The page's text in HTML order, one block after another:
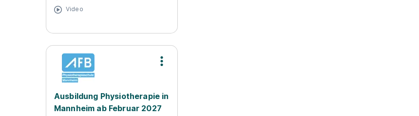
Video
Ausbildung Physiotherapie in
Mannheim ab Februar 2027